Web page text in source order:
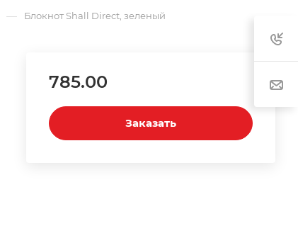
— Блокнот Shall Direct, зеленый
785.00
Заказать